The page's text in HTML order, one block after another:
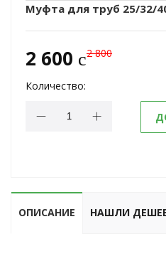
Муфта для труб 25/32/
2 600 c2 800
Количество:
ОПИСАНИЕ НАШЛИ